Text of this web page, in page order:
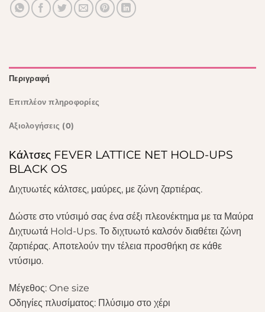
Περιγραφή
Επιπλέον πληροφορίες
Αξιολογήσεις (0)
Κάλτσες FEVER LATTICE NET HOLD-UPS
BLACK OS
Διχτυωτές κάλτσες, μαύρες, με ζώνη ζαρτιέρας.
Δώστε στο ντύσιμό σας ένα σέξι πλεονέκτημα με τα Μαύρα
Διχτυωτά Hold-Ups. Το διχτυωτό καλσόν διαθέτει ζώνη
ζαρτιέρας. Αποτελούν την τέλεια προσθήκη σε κάθε
ντύσιμο.
Μέγεθος: One size
Οδηγίες πλυσίματος: Πλύσιμο στο χέρι